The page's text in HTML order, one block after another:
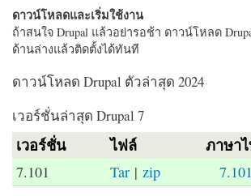
ดาวน์โหลดและเริ่มใช้งาน
ถ้าสนใจ Drupal แล้วอย่ารอช้า ดาวน์โหลด
ด้านล่างแล้วติดตั้งได้ทันที
ดาวน์โหลด Drupal ตัวล่าสุด 2024
เวอร์ชั่นล่าสุด Drupal 7
เวอร์ชั่น ไฟล์ ภาษา
7.101 Tar |zip 7.101